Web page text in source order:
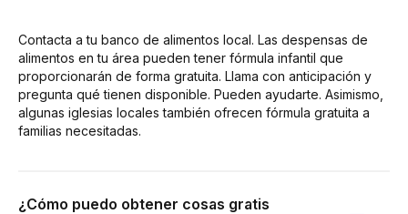
Contacta a tu banco de alimentos local. Las despensas de
alimentos en tu área pueden tener fórmula infantil que
proporcionarán de forma gratuita. Llama con anticipación y
pregunta qué tienen disponible. Pueden ayudarte. Asimismo,
algunas iglesias locales también ofrecen fórmula gratuita a
familias necesitadas.
¿Cómo puedo obtener cosas gratis